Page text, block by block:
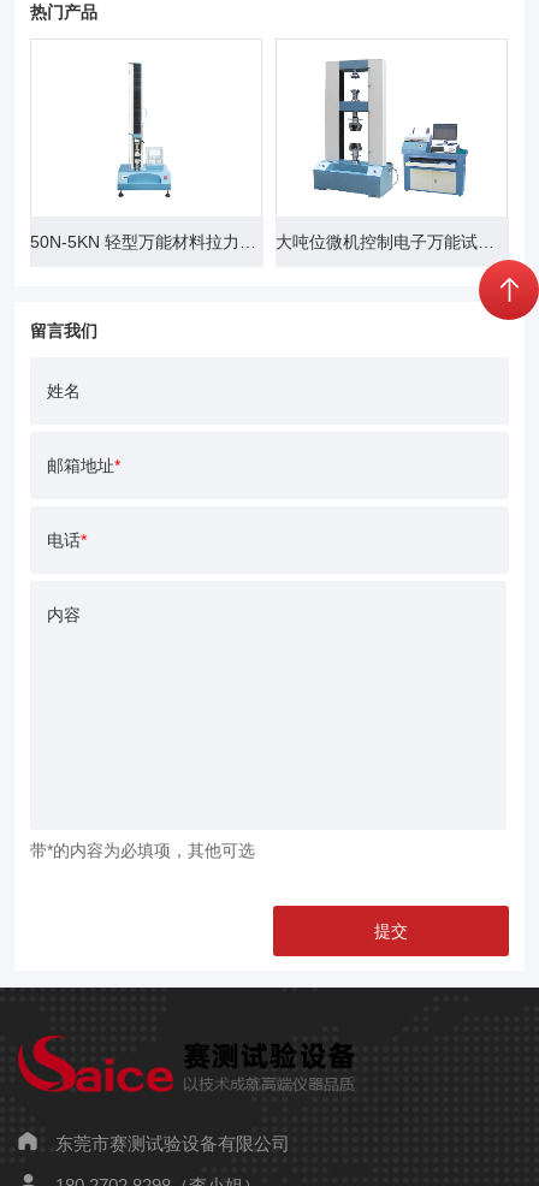
热门产品
大吨位微机控制电子万能试验机
留言我们
姓名
邮箱地址*
电话*
内容
带*的内容为必填项，其他可选
东莞市赛测试验设备有限公司